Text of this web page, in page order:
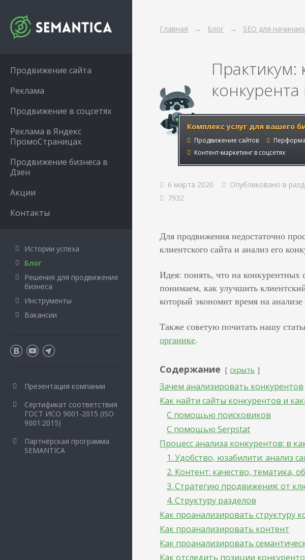
Главная Блог SEO для
Практикум:
Комплекс услуг для вашего
Продвижение сайтов
Контент-маркетинг в соцсетях
6 марта 2020 Опубликовано в
7932
Для продвижения недостаточно
клиентского сайта и анализ его
Идея: понять, что на конкурентных
понимаем, как улучшить
который экономит время на
Также советую почитать нашу
органике.
Содержание скрыть
Зачем анализировать конкурентов
Как найти сайты конкурентов и
С помощью поисковиков
С помощью Serpstat
Процесс анализа конкурентов: в
1. Удобство, юзабилити: анализ
2. Контент: качество, тематика,
3. Стратегию продвижения: от
4. Структуру разделов
Как проанализировать структуру
Как проанализировать контент
Как проанализировать
Как отследить позиции
Продвижение сайта
Реклама
Продвижение в соцсетях
Реклама в Яндекс
ПромоСтраницах
Продвижение бизнеса в
Дзен
Акции
Контакты
Истории успеха
Блог
Решения для продвижения
бизнеса
Инструменты
Вакансии
Презентация компании
Сертификат соответствия
ГОСТ ИСО 9001-2015 (ISO
9001:2015)
Партнёрская программа
SEMANTICA